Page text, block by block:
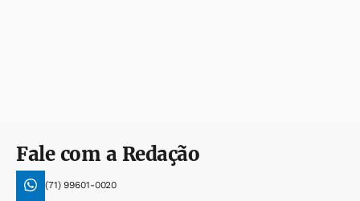
Fale com a Redação
(71) 99601-0020